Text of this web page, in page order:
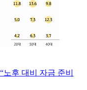
노후 대비 자금 준비